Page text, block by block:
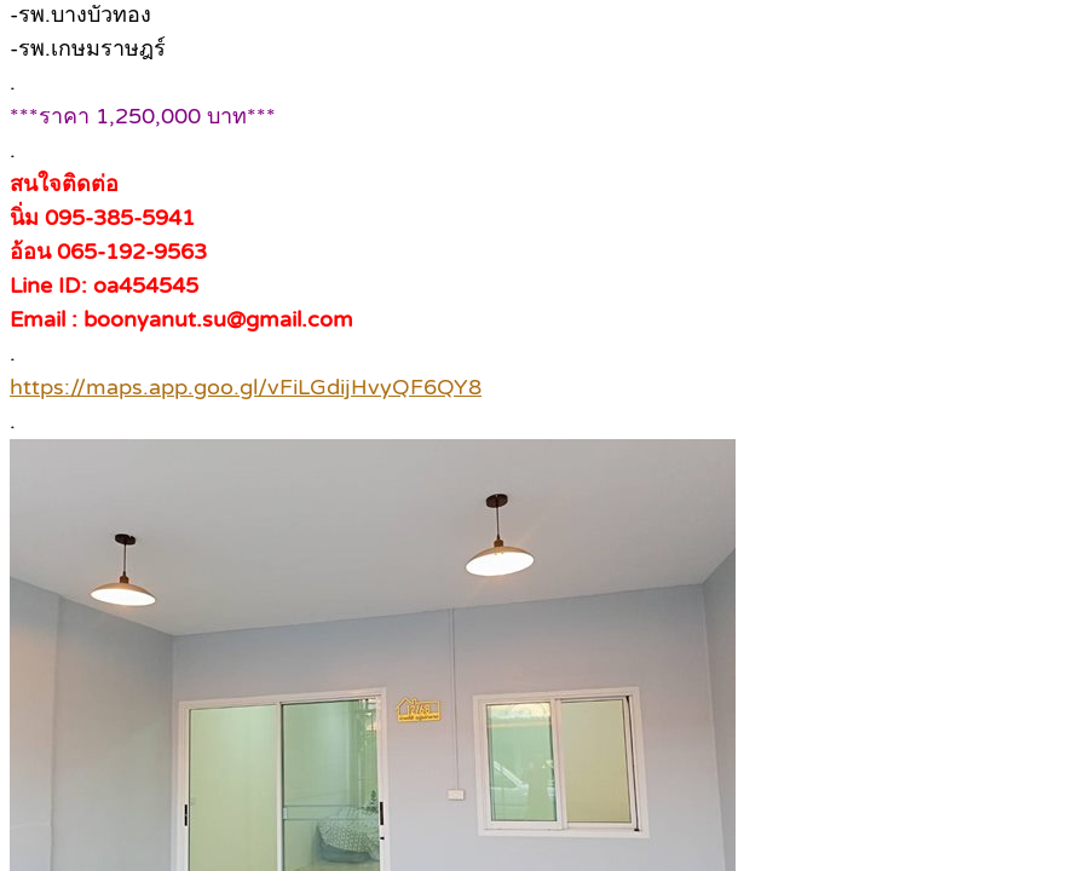
-รพ.บางบัวทอง
-รพ.เกษมราษฎร์
.
***ราคา 1,250,000 บาท***
.
สนใจติดต่อ
นิ่ม 095-385-5941
อ้อน 065-192-9563
Line ID: oa454545
Email : boonyanut.su@gmail.com
.
https://maps.app.goo.gl/vFiLGdijHvyQF6QY8
.